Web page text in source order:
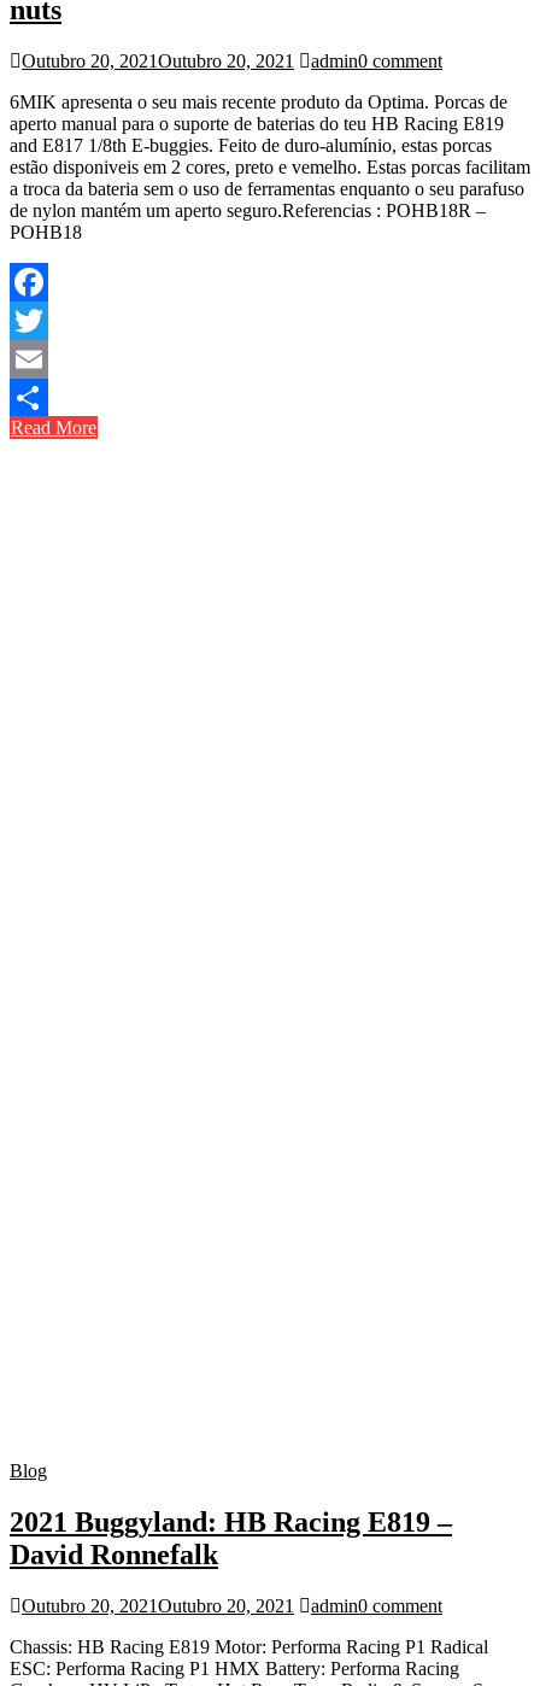
nuts
Outubro 20, 2021Outubro 20, 2021 admin0 comment
6MIK apresenta o seu mais recente produto da Optima. Porcas de
aperto manual para o suporte de baterias do teu HB Racing E819
and E817 1/8th E-buggies. Feito de duro-alumínio, estas porcas
estão disponiveis em 2 cores, preto e vemelho. Estas porcas facilitam
a troca da bateria sem o uso de ferramentas enquanto o seu parafuso
de nylon mantém um aperto seguro.Referencias : POHB18R –
POHB18
Facebook
Twitter
Email
Share
Read More
Blog
2021 Buggyland: HB Racing E819 –
David Ronnefalk
Outubro 20, 2021Outubro 20, 2021 admin0 comment
Chassis: HB Racing E819 Motor: Performa Racing P1 Radical
ESC: Performa Racing P1 HMX Battery: Performa Racing